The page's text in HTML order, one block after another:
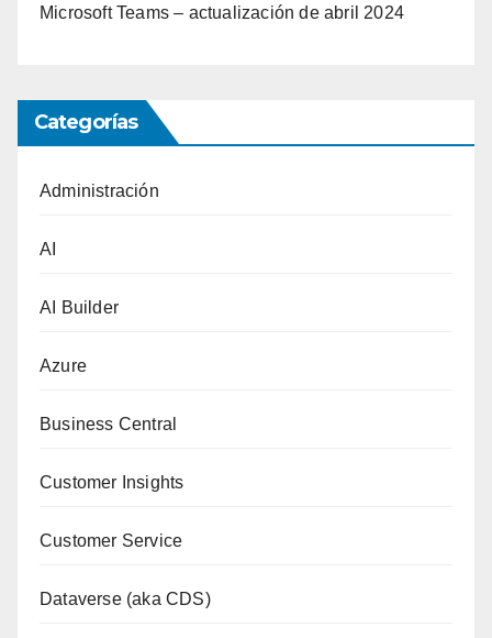
Microsoft Teams – actualización de abril 2024
Categorías
Administración
AI
AI Builder
Azure
Business Central
Customer Insights
Customer Service
Dataverse (aka CDS)